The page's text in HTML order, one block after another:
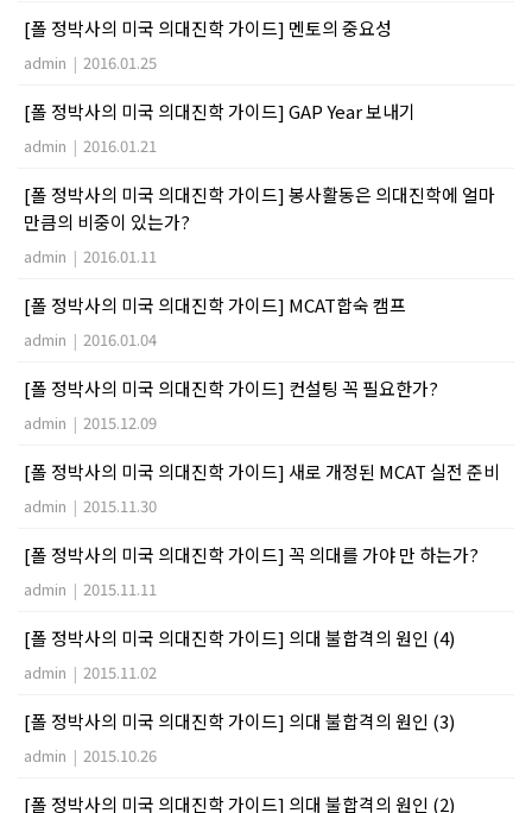
[폴 정박사의 미국 의대진학 가이드] 멘토의 중요성
admin | 2016.01.25
[폴 정박사의 미국 의대진학 가이드] GAP Year 보내기
admin | 2016.01.21
[폴 정박사의 미국 의대진학 가이드] 봉사활동은 의대진학에 얼마
만큼의 비중이 있는가?
admin | 2016.01.11
[폴 정박사의 미국 의대진학 가이드] MCAT합숙 캠프
admin | 2016.01.04
[폴 정박사의 미국 의대진학 가이드] 컨설팅 꼭 필요한가?
admin | 2015.12.09
[폴 정박사의 미국 의대진학 가이드] 새로 개정된 MCAT 실전 준비
admin | 2015.11.30
[폴 정박사의 미국 의대진학 가이드] 꼭 의대를 가야 만 하는가?
admin | 2015.11.11
[폴 정박사의 미국 의대진학 가이드] 의대 불합격의 원인 (4)
admin | 2015.11.02
[폴 정박사의 미국 의대진학 가이드] 의대 불합격의 원인 (3)
admin | 2015.10.26
[폴 정박사의 미국 의대진학 가이드] 의대 불합격의 원인 (2)